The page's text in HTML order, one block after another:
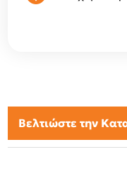
Βελτιώστε την